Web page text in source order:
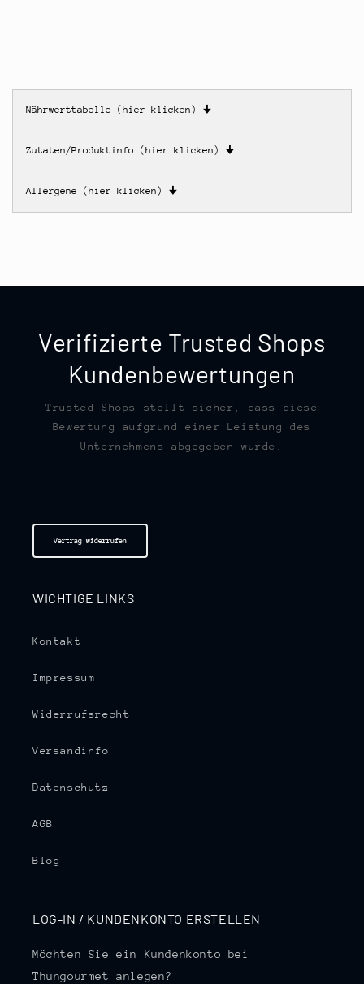
Nährwerttabelle (hier klicken) 🠋
Zutaten/Produktinfo (hier klicken) 🠋
Allergene (hier klicken) 🠋
Verifizierte Trusted Shops
Kundenbewertungen
Trusted Shops stellt sicher, dass diese
Bewertung aufgrund einer Leistung des
Unternehmens abgegeben wurde.
Vertrag widerrufen
WICHTIGE LINKS
Kontakt
Impressum
Widerrufsrecht
Versandinfo
Datenschutz
AGB
Blog
LOG-IN / KUNDENKONTO ERSTELLEN
Möchten Sie ein Kundenkonto bei
Thungourmet anlegen?